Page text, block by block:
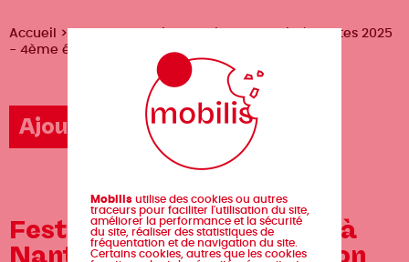
Fil
Accueil
Festival du Film Roumain à Nantes 2025
- 4ème édition
Ajouter un événement
Festival du Film Roumain à
Nantes 2025 - 4ème édition
Mobilis utilise des cookies ou autres
traceurs pour faciliter l'utilisation du site,
améliorer la performance et la sécurité
du site, réaliser des statistiques de
fréquentation et de navigation du site.
Certains cookies, autres que les cookies